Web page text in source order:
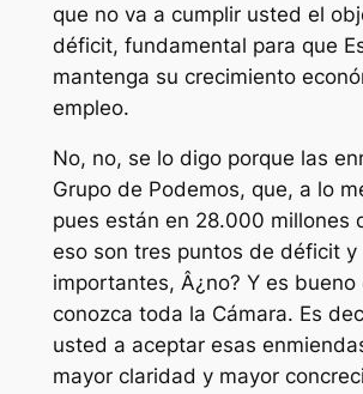
que no va a cumplir usted el
déficit, fundamental para que
mantenga su crecimiento
empleo.
No, no, se lo digo porque las
Grupo de Podemos, que, a lo
pues están en 28.000 millones
eso son tres puntos de déficit y
importantes, Â¿no? Y es bueno
conozca toda la Cámara. Es
usted a aceptar esas
mayor claridad y mayor